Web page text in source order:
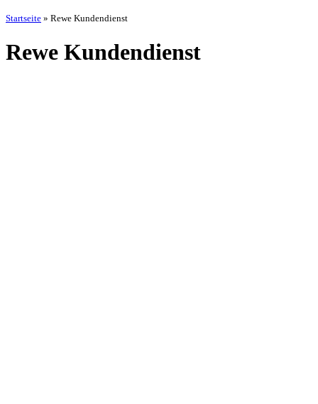
Startseite » Rewe Kundendienst
Rewe Kundendienst